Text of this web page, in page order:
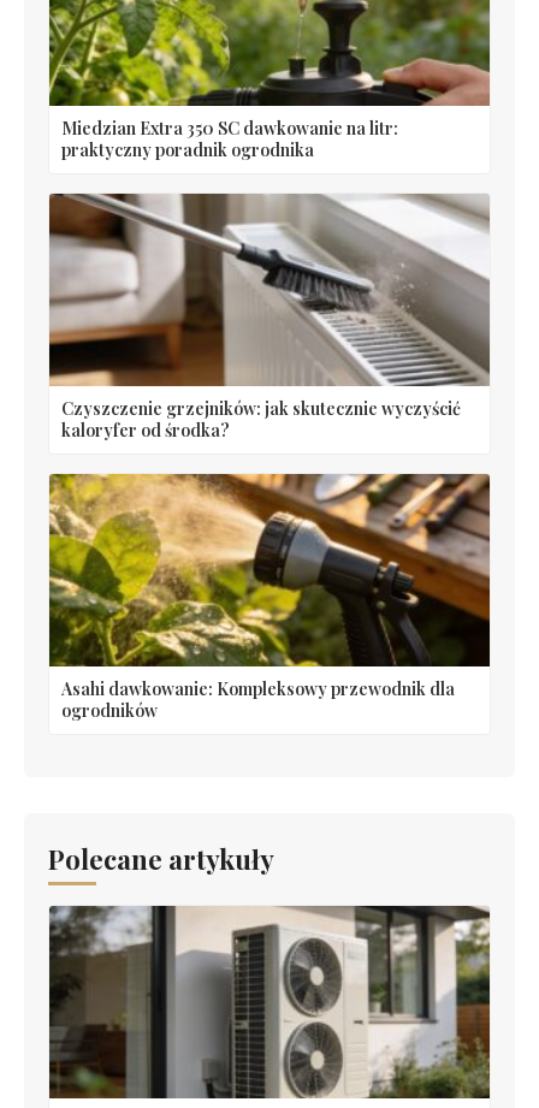
Miedzian Extra 350 SC dawkowanie na litr:
praktyczny poradnik ogrodnika
Czyszczenie grzejników: jak skutecznie wyczyścić
kaloryfer od środka?
Asahi dawkowanie: Kompleksowy przewodnik dla
ogrodników
Polecane artykuły